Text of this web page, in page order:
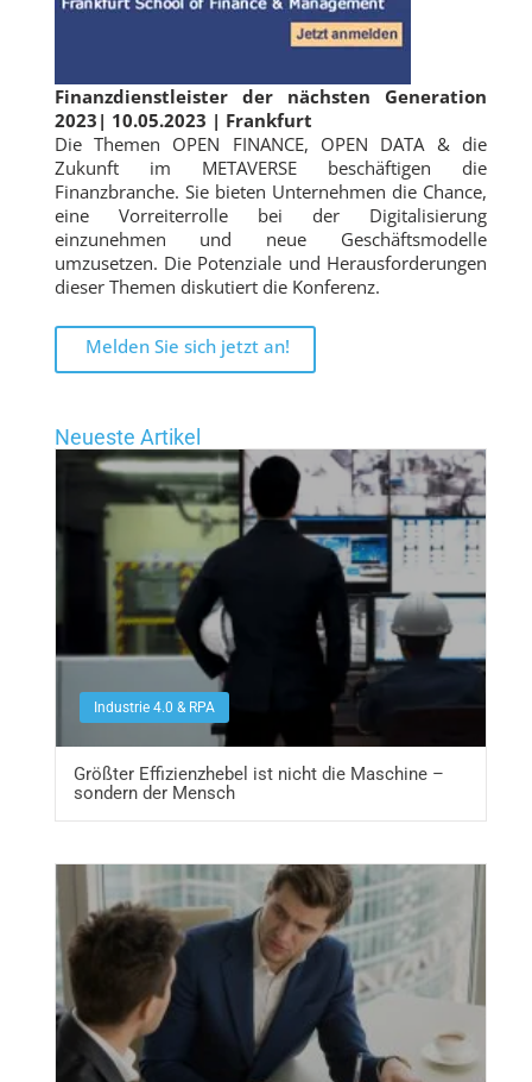
Finanzdienstleister der nächsten Generation
2023| 10.05.2023 | Frankfurt
Die Themen OPEN FINANCE, OPEN DATA & die
Zukunft im METAVERSE beschäftigen die
Finanzbranche. Sie bieten Unternehmen die Chance,
eine Vorreiterrolle bei der Digitalisierung
einzunehmen und neue Geschäftsmodelle
umzusetzen. Die Potenziale und Herausforderungen
dieser Themen diskutiert die Konferenz.
Melden Sie sich jetzt an!
Neueste Artikel
Industrie 4.0 & RPA
Größter Effizienzhebel ist nicht die Maschine –
sondern der Mensch